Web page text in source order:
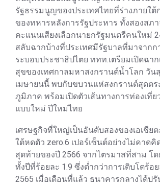
รัฐธรรมนูญของประเทศไทยที่ร่างภายใต้
ของทหารหลังการรัฐประหาร ทั้งสองสภา
คะแนนเสียงเลือกนายกรัฐมนตรีคนใหม่
สลับฉากบ้างที่ประเทศมีรัฐบาลที่มาจากก
ระบอบประชาธิปไตย ททท.เตรียมเปิดฉา
สุขของเทศกาลมหาสงกรานต์น้ำโลก วัน
เมษายนนี้ พบกับขบวนแห่สงกรานต์สุดตร
ภูมิภาค พร้อมเปิดตัวเส้นทางการท่องเที่
แบบใหม่ ปีใหม่ไทย
เศรษฐกิจที่ใหญ่เป็นอันดับสองของเอเชีย
ใต้หดตัว zero.6 เปอร์เซ็นต์อย่างไม่คาด
สุดท้ายของปี 2566 จากไตรมาสที่สาม โด
ทั้งปีที่ร้อยละ 1.9 ซึ่งต่ำกว่าการเติบโตร้อ
2565 เมื่อเดือนที่แล้ว ธนาคารกลางได้ป